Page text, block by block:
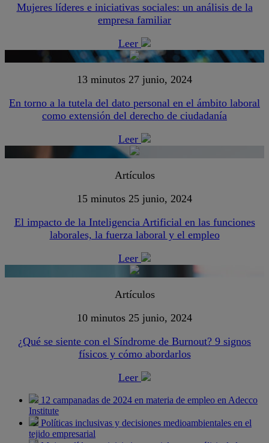
Mujeres líderes e iniciativas sociales: un análisis de la
empresa familiar
Leer
13 minutos 27 junio, 2024
En torno a la tutela del dato personal en el ámbito laboral
como extensión del derecho de ciudadanía
Leer
Artículos
15 minutos 25 junio, 2024
El impacto de la Inteligencia Artificial en las funciones
laborales, la fuerza laboral y el empleo
Leer
Artículos
10 minutos 25 junio, 2024
¿Qué se siente con el Síndrome de Burnout? 9 signos
físicos y cómo abordarlos
Leer
12 campanadas de 2024 en materia de empleo en Adecco
Institute
Políticas inclusivas y decisiones medioambientales en el
tejido empresarial